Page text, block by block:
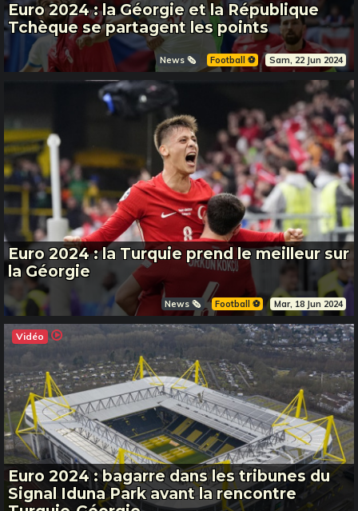
Euro 2024 : la Géorgie et la République
Tchèque se partagent les points
News 🗞️ Football ⚽️ Sam, 22 Jun 2024
Euro 2024 : la Turquie prend le meilleur sur
la Géorgie
News 🗞️ Football ⚽️ Mar, 18 Jun 2024
Vidéo
Euro 2024 : bagarre dans les tribunes du
Signal Iduna Park avant la rencontre